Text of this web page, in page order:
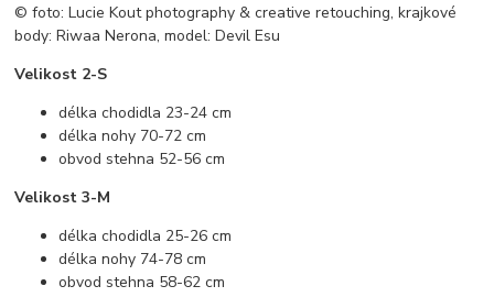
© foto: Lucie Kout photography & creative retouching, krajkové
body: Riwaa Nerona, model: Devil Esu
Velikost 2-S
délka chodidla 23-24 cm
délka nohy 70-72 cm
obvod stehna 52-56 cm
Velikost 3-M
délka chodidla 25-26 cm
délka nohy 74-78 cm
obvod stehna 58-62 cm